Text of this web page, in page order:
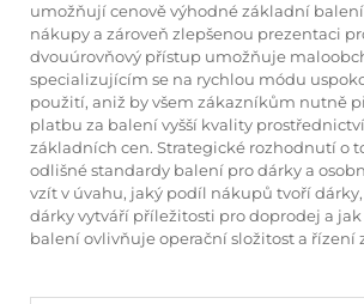
umožňují cenově výhodné základní
nákupy a zároveň zlepšenou prezentaci
dvouúrovňový přístup umožňuje
specializujícím se na rychlou módu
použití, aniž by všem zákazníkům nutně
platbu za balení vyšší kvality
základních cen. Strategické rozhodnutí o
odlišné standardy balení pro dárky a
vzít v úvahu, jaký podíl nákupů tvoří
dárky vytváří příležitosti pro doprodej a
balení ovlivňuje operační složitost a řízení